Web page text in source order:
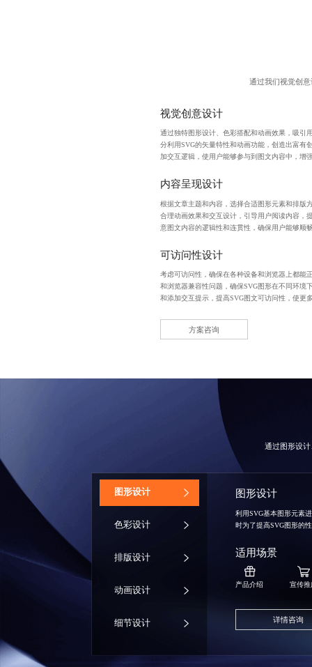
通过我们视觉创
视觉创意设计
通过独特图形设计、色彩搭配和动画效果，吸引
分利用SVG的矢量特性和动画功能，创造出富有
加交互逻辑，使用户能够参与到图文内容中，增
内容呈现设计
根据文章主题和内容，选择合适图形元素和排版
合理动画效果和交互设计，引导用户阅读内容，
意图文内容的逻辑性和连贯性，确保用户能够顺
可访问性设计
考虑可访问性，确保在各种设备和浏览器上都能
和浏览器兼容性问题，确保SVG图形在不同环境
和添加交互提示，提高SVG图文可访问性，使更
方案咨询
通过图形设
‌图形设计
色彩设计
排版设计
动画设计
细节设计
图形设计
利用SVG基本图形元素
时为了提高SVG图形的
适用场景
产品介绍 宣传推
详情咨询